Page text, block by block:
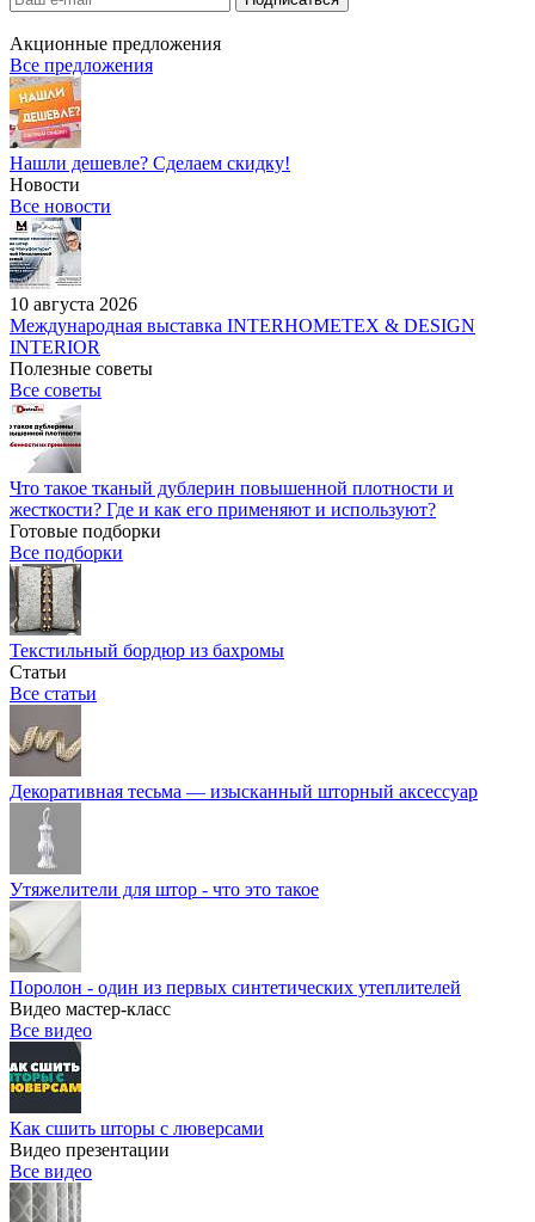
Акционные предложения
Все предложения
Нашли дешевле? Сделаем скидку!
Новости
Все новости
10 августа 2026
Международная выставка INTERHOMETEX & DESIGN
INTERIOR
Полезные советы
Все советы
Что такое тканый дублерин повышенной плотности и
жесткости? Где и как его применяют и используют?
Готовые подборки
Все подборки
Текстильный бордюр из бахромы
Статьи
Все статьи
Декоративная тесьма — изысканный шторный аксессуар
Утяжелители для штор - что это такое
Поролон - один из первых синтетических утеплителей
Видео мастер-класс
Все видео
Как сшить шторы с люверсами
Видео презентации
Все видео